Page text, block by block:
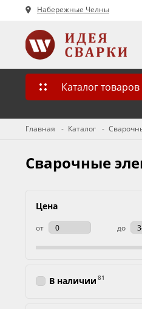
Набережные Челны
Каталог товаров
Главная Каталог
Сварочные
Цена
от до
В наличии 81